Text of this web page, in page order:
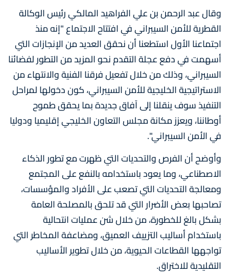
وقال عبد الرحمن بن علي الفراهيد المالكي رئيس الوكالة
القطرية للأمن السيبراني في افتتاح الاجتماع "إنه منذ
اجتماعنا الأول استطعنا أن نحقق العديد من الإنجازات التي
أسهمت في دفع عجلة التقدم نحو المزيد من التطور لفضائنا
السيبراني، وذلك من خلال تفعيل فرقنا الفنية والانتهاء من
الاستراتيجية الخليجية للأمن السيبراني، كون دخولها لمراحل
التنفيذ سوف ينقلنا إلى آفاق جديدة بما يحقق طموح
أوطاننا، ويعزز مكانة مجلس التعاون الخليجي إقليميا ودوليا
في الأمن السيبراني".
وأوضح أن الفرص والتحديات التي ظهرت مع تطور الذكاء
الاصطناعي، وما يعود باستخدامه بالنفع على المجتمع
ومعالجة التحديات التي تصعب على الأفراد والمؤسسات،
تصاحبها بعض الأضرار التي قد تلحق بالمصلحة العامة
بشكل بالغ للخطورة، من خلال شن عمليات انتحالية
باستخدام أساليب التزييف العميق، ومضاعفة المخاطر التي
تواجهها القطاعات الحيوية، من خلال تطوير الأساليب
التقليدية للاختراق.